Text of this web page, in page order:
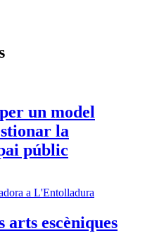
un model
la
públic
escèniques